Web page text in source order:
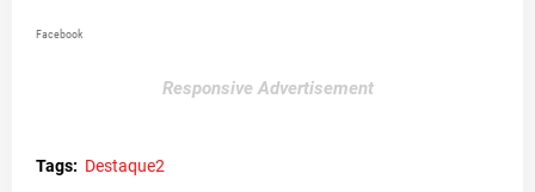
Facebook
Responsive Advertisement
Tags: Destaque2